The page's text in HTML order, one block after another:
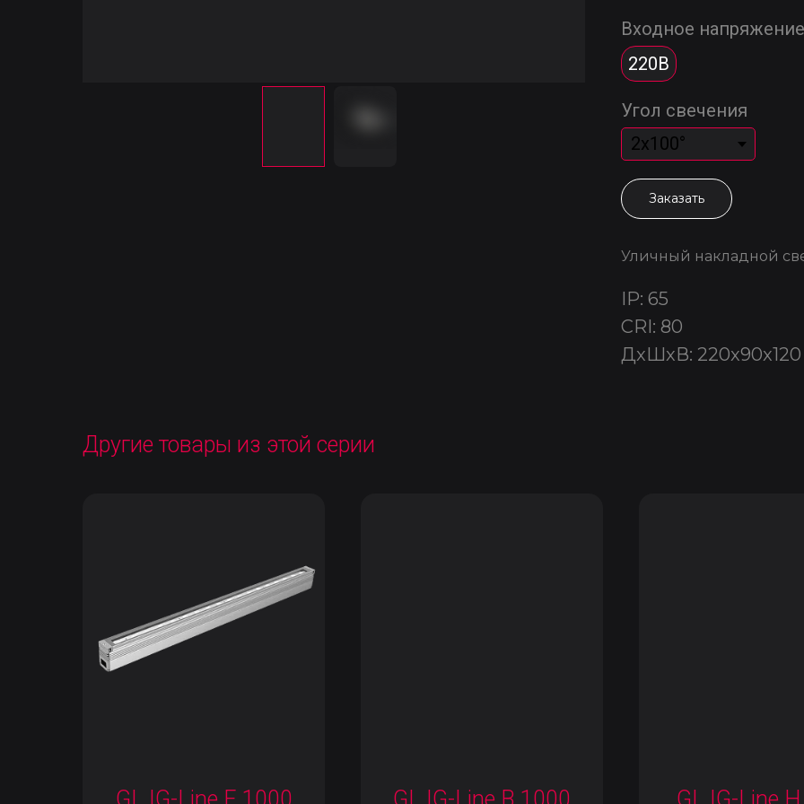
Входное напряжение
220В
Угол свечения
Заказать
Уличный накладной
IP: 65
CRI: 80
ДxШxВ:
Другие товары из этой серии